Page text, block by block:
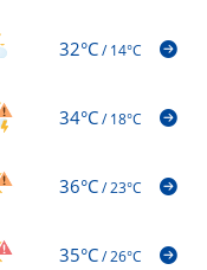
32°C/14°C
34°C/18°C
36°C/23°C
35°C/26°C